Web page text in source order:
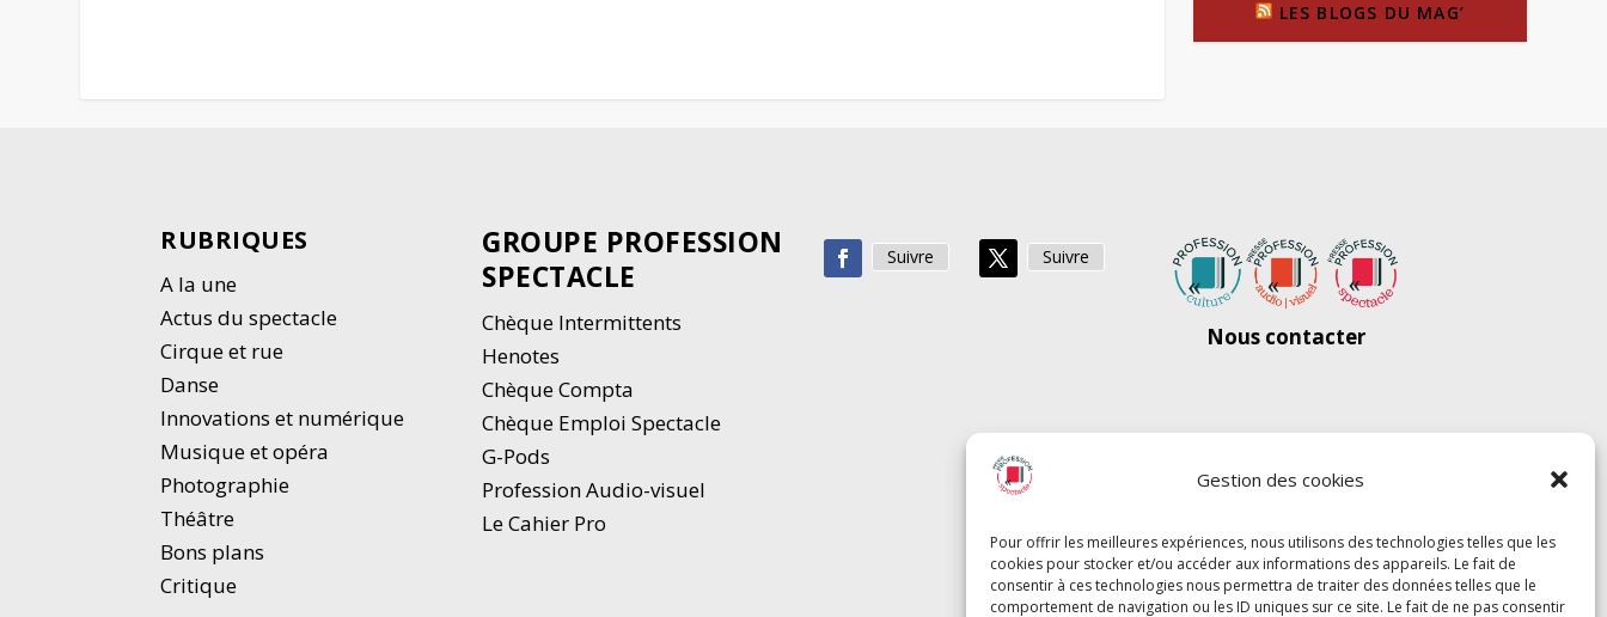
Gestion des cookies
Pour offrir les meilleures expériences, nous utilisons des technologies telles que les
cookies pour stocker et/ou accéder aux informations des appareils. Le fait de
consentir à ces technologies nous permettra de traiter des données telles que le
comportement de navigation ou les ID uniques sur ce site. Le fait de ne pas consentir
LES BLOGS DU MAG’
RUBRIQUES
A la une
Actus du spectacle
Cirque et rue
Danse
Innovations et numérique
Musique et opéra
Photographie
Théâtre
Bons plans
Critique
GROUPE PROFESSION
SPECTACLE
Chèque Intermittents
Henotes
Chèque Compta
Chèque Emploi Spectacle
G-Pods
Profession Audio-visuel
Le Cahier Pro
Suivre Suivre
Nous contacter